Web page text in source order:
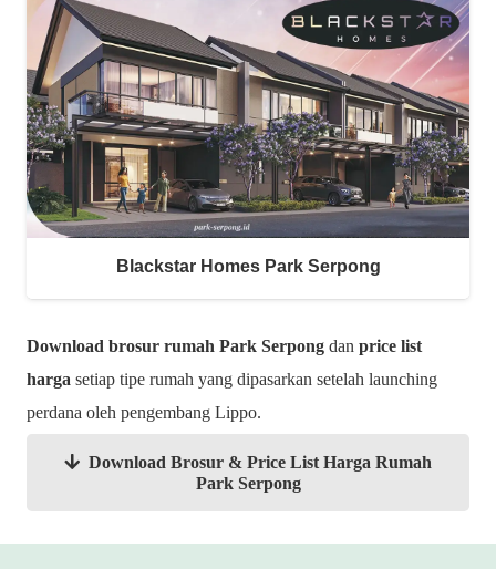
Blackstar Homes Park Serpong
Download brosur rumah Park Serpong dan price list
harga setiap tipe rumah yang dipasarkan setelah launching
perdana oleh pengembang Lippo.
Download Brosur & Price List Harga Rumah
Park Serpong